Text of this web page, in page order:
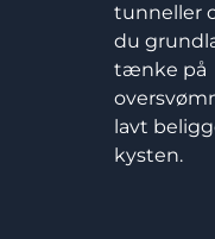
tunneller
du
tænke på
lavt
kysten.